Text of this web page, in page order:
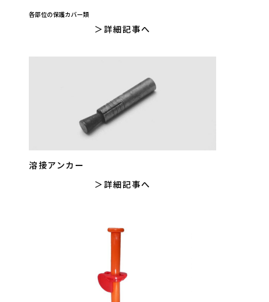
各部位の保護カバー類
詳細記事へ
溶接アンカー
詳細記事へ